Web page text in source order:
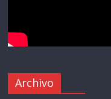
Archivo